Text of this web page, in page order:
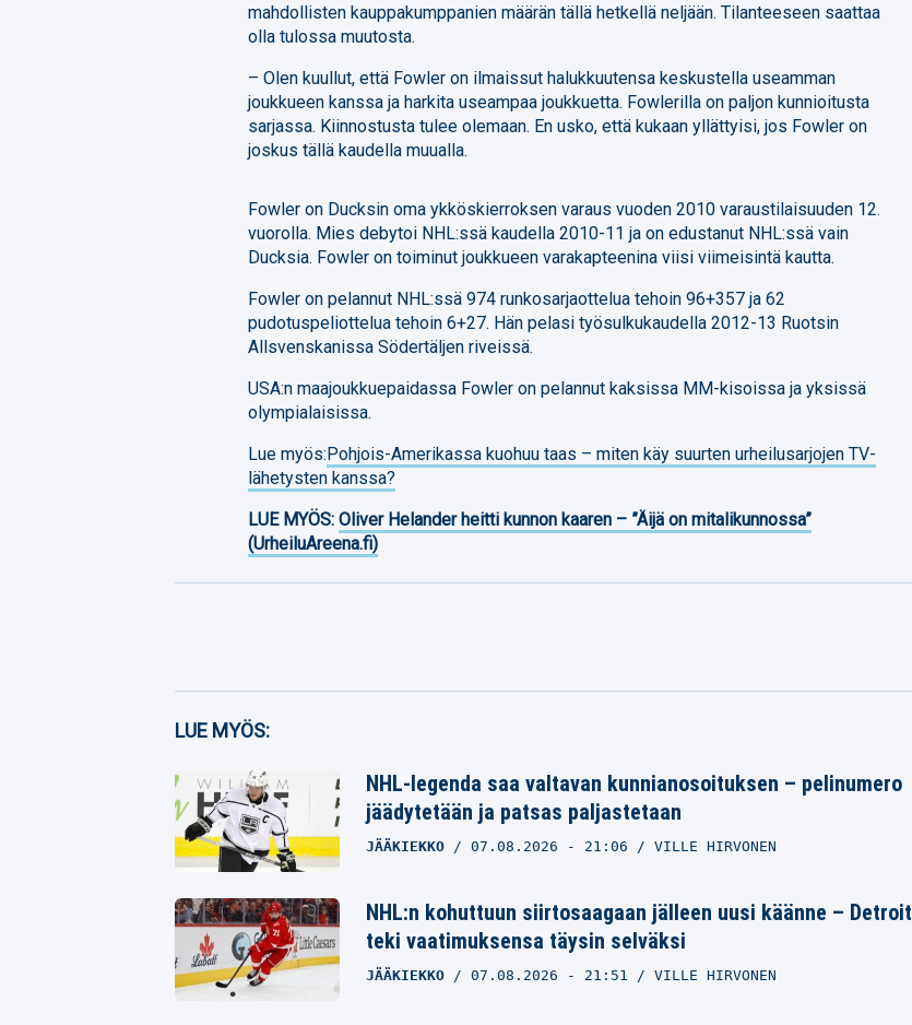
mahdollisten kauppakumppanien määrän tällä hetkellä neljään. Tilanteeseen saattaa
olla tulossa muutosta.
– Olen kuullut, että Fowler on ilmaissut halukkuutensa keskustella useamman
joukkueen kanssa ja harkita useampaa joukkuetta. Fowlerilla on paljon kunnioitusta
sarjassa. Kiinnostusta tulee olemaan. En usko, että kukaan yllättyisi, jos Fowler on
joskus tällä kaudella muualla.
Fowler on Ducksin oma ykköskierroksen varaus vuoden 2010 varaustilaisuuden 12.
vuorolla. Mies debytoi NHL:ssä kaudella 2010-11 ja on edustanut NHL:ssä vain
Ducksia. Fowler on toiminut joukkueen varakapteenina viisi viimeisintä kautta.
Fowler on pelannut NHL:ssä 974 runkosarjaottelua tehoin 96+357 ja 62
pudotuspeliottelua tehoin 6+27. Hän pelasi työsulkukaudella 2012-13 Ruotsin
Allsvenskanissa Södertäljen riveissä.
USA:n maajoukkuepaidassa Fowler on pelannut kaksissa MM-kisoissa ja yksissä
olympialaisissa.
Lue myös:Pohjois-Amerikassa kuohuu taas – miten käy suurten urheilusarjojen TV-
lähetysten kanssa?
LUE MYÖS:Oliver Helander heitti kunnon kaaren – ”Äijä on mitalikunnossa”
(UrheiluAreena.fi)
Facebook
Twitter
Whatsapp
LUE MYÖS:
NHL-legenda saa valtavan kunnianosoituksen – pelinumero
jäädytetään ja patsas paljastetaan
JÄÄKIEKKO 07.08.2026 - 21:06 VILLE HIRVONEN
NHL:n kohuttuun siirtosaagaan jälleen uusi käänne – Detroit
teki vaatimuksensa täysin selväksi
JÄÄKIEKKO 07.08.2026 - 21:51 VILLE HIRVONEN